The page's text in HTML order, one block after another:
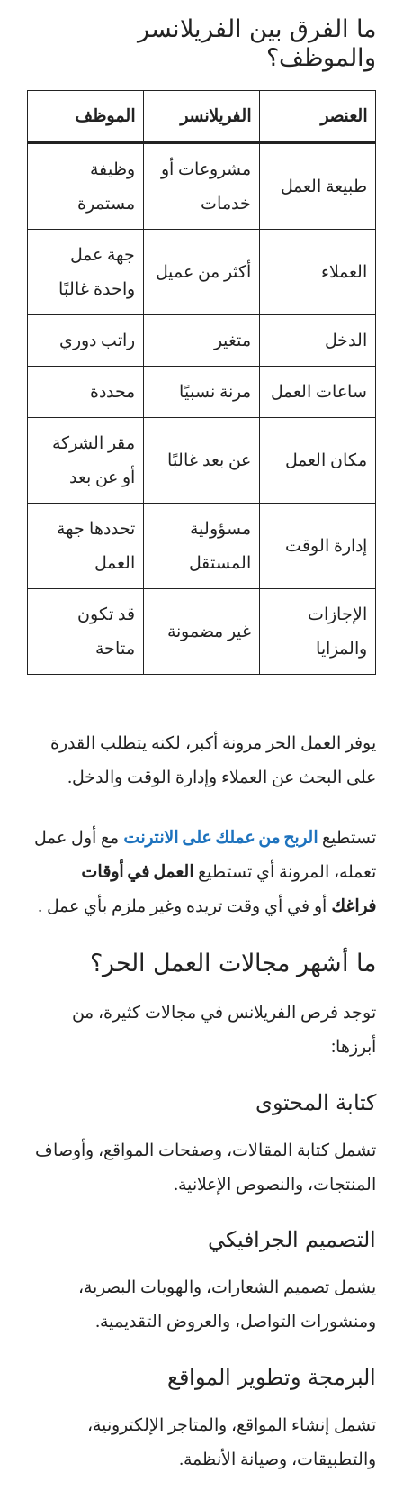
ما الفرق بين الفريلانسر
والموظف؟
العنصر الفريلانسر الموظف
طبيعة العمل
مشروعات أو
خدمات
وظيفة
مستمرة
العملاء أكثر من عميل
جهة عمل
واحدة غالبًا
الدخل متغير راتب دوري
ساعات العمل مرنة نسبيًا محددة
مكان العمل عن بعد غالبًا
مقر الشركة
أو عن بعد
إدارة الوقت
مسؤولية
المستقل
تحددها جهة
العمل
الإجازات
والمزايا
غير مضمونة
قد تكون
متاحة
يوفر العمل الحر مرونة أكبر، لكنه يتطلب القدرة
على البحث عن العملاء وإدارة الوقت والدخل.
تستطيع الربح من عملك على الانترنت مع أول عمل
تعمله، المرونة أي تستطيع العمل في أوقات
فراغك أو في أي وقت تريده وغير ملزم بأي عمل .
ما أشهر مجالات العمل الحر؟
توجد فرص الفريلانس في مجالات كثيرة، من
أبرزها:
كتابة المحتوى
تشمل كتابة المقالات، وصفحات المواقع، وأوصاف
المنتجات، والنصوص الإعلانية.
التصميم الجرافيكي
يشمل تصميم الشعارات، والهويات البصرية،
ومنشورات التواصل، والعروض التقديمية.
البرمجة وتطوير المواقع
تشمل إنشاء المواقع، والمتاجر الإلكترونية،
والتطبيقات، وصيانة الأنظمة.